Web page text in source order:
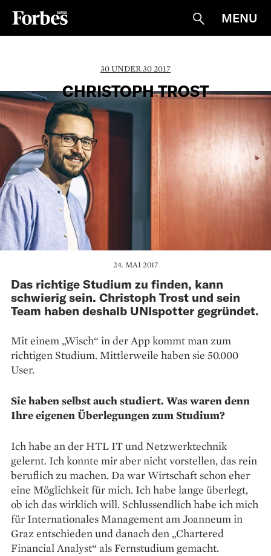
Suche
MENU
30 UNDER 30 2017
CHRISTOPH TROST
24. MAI 2017
Das richtige Studium zu finden, kann
schwierig sein. Christoph Trost und sein
Team haben deshalb UNIspotter gegründet.
Mit einem „Wisch“ in der App kommt man zum
richtigen Studium. Mittlerweile haben sie 50.000
User.
Sie haben selbst auch studiert. Was ­waren denn
Ihre eigenen Überlegungen zum Studium?
Ich habe an der HTL IT und Netzwerktechnik
gelernt. Ich konnte mir aber nicht vorstellen, das rein
beruflich zu machen. Da war Wirtschaft schon eher
eine Möglichkeit für mich. Ich habe lange überlegt,
ob ich das wirklich will. Schlussendlich habe ich mich
für Internationales Management am Joanneum in
Graz entschieden und danach den „Chartered
Financial Analyst“ als Fernstudium gemacht.